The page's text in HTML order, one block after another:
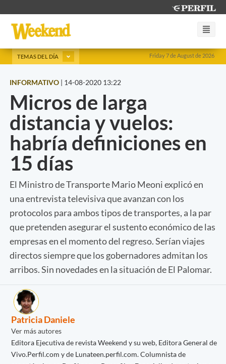
Friday 7 de August de 2026
TEMAS DEL DÍA
INFORMATIVO | 14-08-2020 13:22
Micros de larga
distancia y vuelos:
habría definiciones en
15 días
El Ministro de Transporte Mario Meoni explicó en
una entrevista televisiva que avanzan con los
protocolos para ambos tipos de transportes, a la par
que pretenden asegurar el sustento económico de las
empresas en el momento del regreso. Serían viajes
directos siempre que los gobernadores admitan los
arribos. Sin novedades en la situación de El Palomar.
Patricia Daniele
Ver más autores
Editora Ejecutiva de revista Weekend y su web, Editora General de
Vivo.Perfil.com y de Lunateen.perfil.com. Columnista de